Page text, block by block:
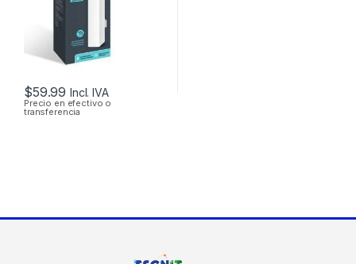
$59.99 Incl. IVA
Precio en efectivo o
transferencia